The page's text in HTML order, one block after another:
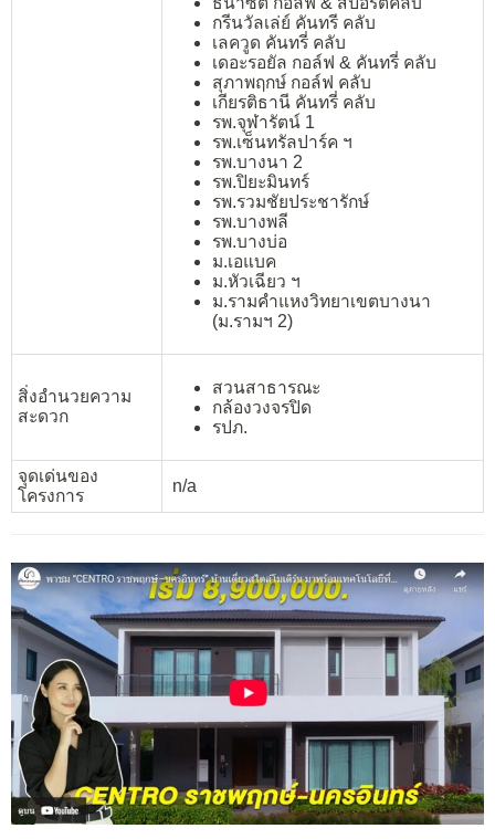
กรีนวัลเล่ย์ คันทรี คลับ
เลควูด คันทรี่ คลับ
เดอะรอยัล กอล์ฟ & คันทรี่ คลับ
สุภาพฤกษ์ กอล์ฟ คลับ
เกียรติธานี คันทรี่ คลับ
รพ.จุฬารัตน์ 1
รพ.เซ็นทรัลปาร์ค ฯ
รพ.บางนา 2
รพ.ปิยะมินทร์
รพ.รวมชัยประชารักษ์
รพ.บางพลี
รพ.บางบ่อ
ม.เอแบค
ม.หัวเฉียว ฯ
ม.รามคำแหงวิทยาเขตบางนา
(ม.รามฯ 2)
สิ่งอำนวยความ
สะดวก
สวนสาธารณะ
กล้องวงจรปิด
รปภ.
จุดเด่นของ
โครงการ
n/a